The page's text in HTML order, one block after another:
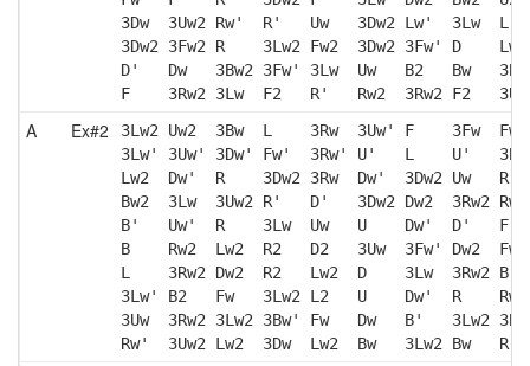
3Dw  3Uw2 Rw'  R'   Uw   3Dw2 Lw'  3Lw
3Dw2 3Fw2 R    3Lw2 Fw2  3Dw2 3Fw' D    Lw
D'   Dw   3Bw2 3Fw' 3Lw  Uw   B2   Bw
F    3Rw2 3Lw  F2   R'   Rw2  3Rw2 F2
A Ex#2
3Lw2 Uw2  3Bw  L    3Rw  3Uw' F    3Fw
3Lw' 3Uw' 3Dw' Fw'  3Rw' U'   L    U'
Lw2  Dw'  R    3Dw2 3Rw  Dw'  3Dw2 Uw
Bw2  3Lw  3Uw2 R'   D'   3Dw2 Dw2  3Rw2
B'   Uw'  R    3Lw  Uw   U    Dw'  D'   F
B    Rw2  Lw2  R2   D2   3Uw  3Fw' Dw2
L    3Rw2 Dw2  R2   Lw2  D    3Lw  3Rw2
3Lw' B2   Fw   3Lw2 L2   U    Dw'  R
3Uw  3Rw2 3Lw2 3Bw' Fw   Dw   B'   3Lw2
Rw'  3Uw2 Lw2  3Dw  Lw2  Bw   3Lw2 Bw   R